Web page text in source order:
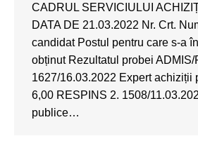
CADRUL SERVICIULUI
DATA DE 21.03.2022 Nr. Crt.
candidat Postul pentru care s-a
obținut Rezultatul probei ADMIS/
1627/16.03.2022 Expert achiziții
6,00 RESPINS 2. 1508/
publice…